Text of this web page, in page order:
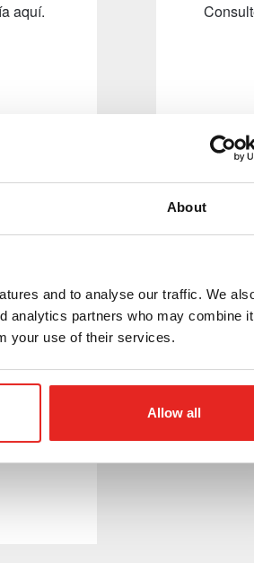
About
and to analyse our traffic. We
analytics partners who may combine
your use of their services.
Allow all
aquí.